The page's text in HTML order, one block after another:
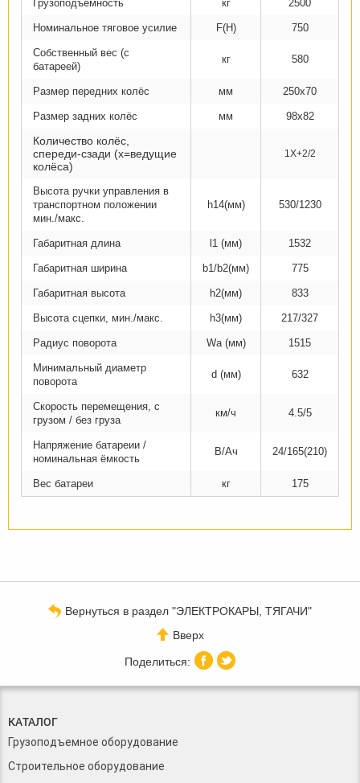
Грузоподъёмность кг 2500
Номинальное тяговое усилие F(Н) 750
Собственный вес (с
батареей)
кг 580
Размер передних колёс мм 250х70
Размер задних колёс мм 98х82
Количество колёс,
спереди-сзади (х=ведущие
колёса)
1X+2/2
Высота ручки управления в
транспортном положении
мин./макс.
h14(мм) 530/1230
Габаритная длина l1 (мм) 1532
Габаритная ширина b1/b2(мм) 775
Габаритная высота h2(мм) 833
Высота сцепки, мин./макс. h3(мм) 217/327
Радиус поворота Wa (мм) 1515
Минимальный диаметр
поворота
d (мм) 632
Скорость перемещения, с
грузом / без груза
км/ч 4.5/5
Напряжение батареии /
номинальная ёмкость
В/Ач 24/165(210)
Вес батареи кг 175
Вернуться в раздел "ЭЛЕКТРОКАРЫ, ТЯГАЧИ"
Вверх
КАТАЛОГ
Грузоподъемное оборудование
Строительное оборудование